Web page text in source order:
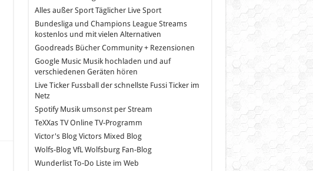
Alles außer SportTäglicher Live Sport
Bundesliga und Champions League Streams
kostenlos und mit vielen Alternativen
GoodreadsBücher Community + Rezensionen
Google MusicMusik hochladen und auf
verschiedenen Geräten hören
Live Ticker Fussball
der schnellste Fussi Ticker im
Netz
SpotifyMusik umsonst per Stream
TeXXas TVOnline TV-Programm
Victor's BlogVictors Mixed Blog
Wolfs-BlogVfL Wolfsburg Fan-Blog
WunderlistTo-Do Liste im Web